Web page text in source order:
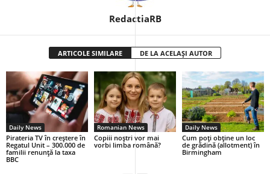
RedactiaRB
ARTICOLE SIMILARE DE LA ACELAȘI AUTOR
Daily News
Pirateria TV în creștere în
Regatul Unit – 300.000 de
familii renunță la taxa
BBC
Romanian News
Copiii noștri vor mai
vorbi limba română?
Daily News
Cum poți obține un loc
de grădină (allotment) în
Birmingham